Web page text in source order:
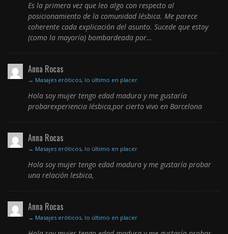
Es la primera vez que leo algo con respecto al
posicionamiento de la comunidad lésbica. Me parece
coherente cada explicación del asunto. Sucede que estoy
(como la mayoría) bombardeada por…
Anna Rocas
→ Masajes eróticos, lo último en placer
Hola soy mujer tengo edad madura y me gustaría
probarexperiencia lésbica,por cierto vivo en Barcelona
Anna Rocas
→ Masajes eróticos, lo último en placer
Hola soy mujer tengo edad madura y me gustaría probar
una relación lesbica,
Anna Rocas
→ Masajes eróticos, lo último en placer